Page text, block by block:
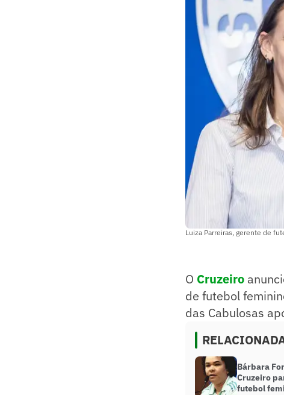
Luiza Parreiras, gerente de
O Cruzeiro
de futebol
das Cabulosas
Bárbara
Cruzeiro
futebol